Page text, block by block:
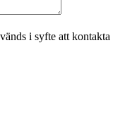
i syfte att kontakta